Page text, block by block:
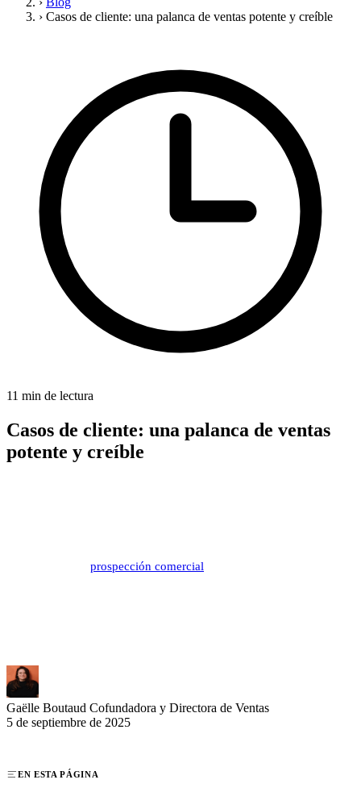
› Casos de cliente: una palanca de ventas potente y creíble
11 min de lectura
Casos de cliente: una palanca de ventas
potente y creíble
prospección comercial
Gaëlle Boutaud Cofundadora y Directora de Ventas
5 de septiembre de 2025
EN ESTA PÁGINA